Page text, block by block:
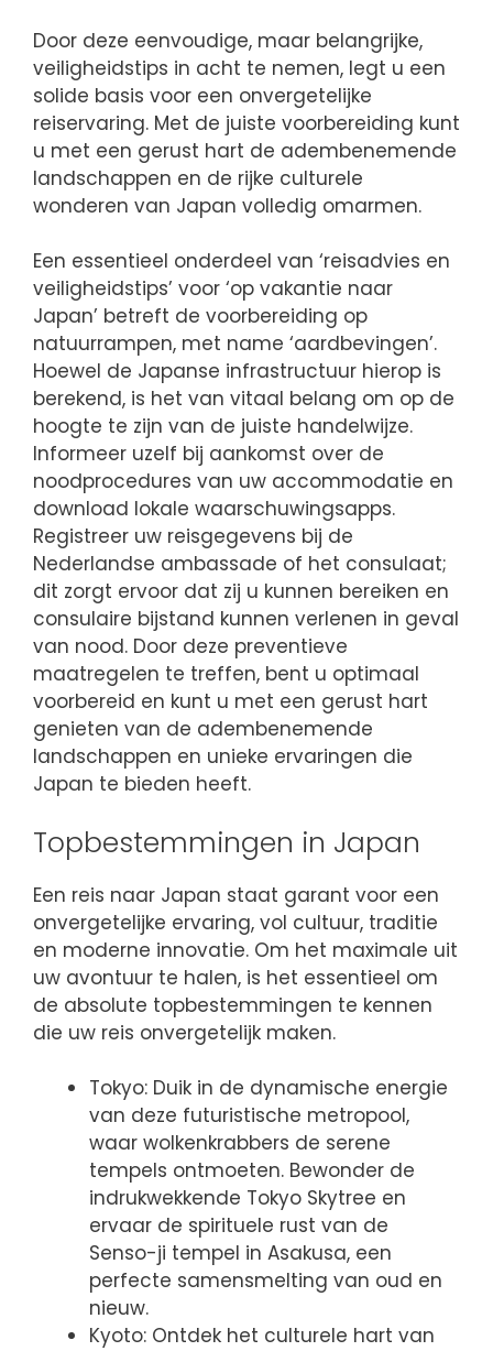
Door deze eenvoudige, maar belangrijke,
veiligheidstips in acht te nemen, legt u een
solide basis voor een onvergetelijke
reiservaring. Met de juiste voorbereiding kunt
u met een gerust hart de adembenemende
landschappen en de rijke culturele
wonderen van Japan volledig omarmen.
Een essentieel onderdeel van ‘reisadvies en
veiligheidstips’ voor ‘op vakantie naar
Japan’ betreft de voorbereiding op
natuurrampen, met name ‘aardbevingen’.
Hoewel de Japanse infrastructuur hierop is
berekend, is het van vitaal belang om op de
hoogte te zijn van de juiste handelwijze.
Informeer uzelf bij aankomst over de
noodprocedures van uw accommodatie en
download lokale waarschuwingsapps.
Registreer uw reisgegevens bij de
Nederlandse ambassade of het consulaat;
dit zorgt ervoor dat zij u kunnen bereiken en
consulaire bijstand kunnen verlenen in geval
van nood. Door deze preventieve
maatregelen te treffen, bent u optimaal
voorbereid en kunt u met een gerust hart
genieten van de adembenemende
landschappen en unieke ervaringen die
Japan te bieden heeft.
Topbestemmingen in Japan
Een reis naar Japan staat garant voor een
onvergetelijke ervaring, vol cultuur, traditie
en moderne innovatie. Om het maximale uit
uw avontuur te halen, is het essentieel om
de absolute topbestemmingen te kennen
die uw reis onvergetelijk maken.
Tokyo: Duik in de dynamische energie
van deze futuristische metropool,
waar wolkenkrabbers de serene
tempels ontmoeten. Bewonder de
indrukwekkende Tokyo Skytree en
ervaar de spirituele rust van de
Senso-ji tempel in Asakusa, een
perfecte samensmelting van oud en
nieuw.
Kyoto: Ontdek het culturele hart van